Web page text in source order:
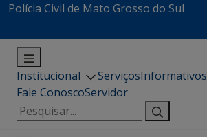
Polícia Civil de Mato Grosso do Sul
Institucional ServiçosInformativos
Fale ConoscoServidor
Pesquisar
por: